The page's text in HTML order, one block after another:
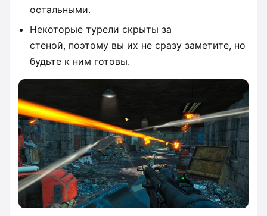
остальными.
Некоторые турели скрыты за
стеной, поэтому вы их не сразу заметите, но
будьте к ним готовы.